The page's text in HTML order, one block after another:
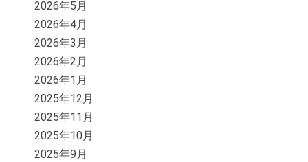
2026年5月
2026年4月
2026年3月
2026年2月
2026年1月
2025年12月
2025年11月
2025年10月
2025年9月